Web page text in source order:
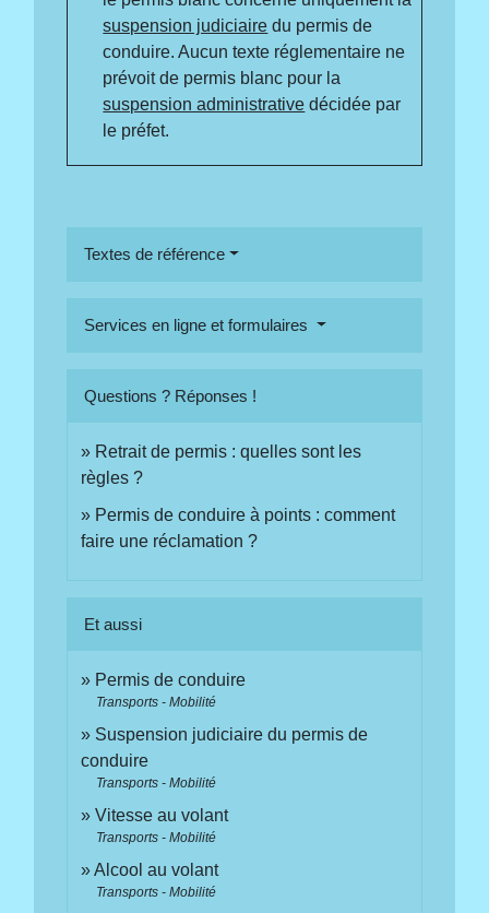
suspension judiciaire du permis de
conduire. Aucun texte réglementaire ne
prévoit de permis blanc pour la
suspension administrative décidée par
le préfet.
Textes de référence
Services en ligne et formulaires
Questions ? Réponses !
Retrait de permis : quelles sont les
règles ?
Permis de conduire à points : comment
faire une réclamation ?
Et aussi
Permis de conduire
Transports - Mobilité
Suspension judiciaire du permis de
conduire
Transports - Mobilité
Vitesse au volant
Transports - Mobilité
Alcool au volant
Transports - Mobilité